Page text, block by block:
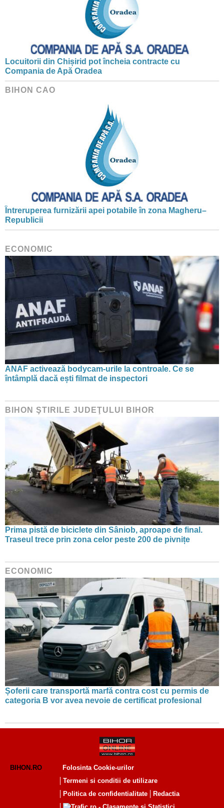
Locuitorii din Chișirid pot încheia contracte cu
Compania de Apă Oradea
BIHON CAO
Întreruperea furnizării apei potabile în zona Magheru–
Republicii
ECONOMIC
ANAF activează bodycam-urile la controale. Ce se
întâmplă dacă ești filmat de inspectori
BIHON ŞTIRILE JUDEŢULUI BIHOR
Prima pistă de biciclete din Sâniob, aproape de final.
Traseul trece prin zona celor peste 200 de pivnițe
ECONOMIC
Șoferii care transportă marfă contra cost cu permis de
categoria B vor avea nevoie de certificat profesional
BIHON.RO
Folosinta Cookie-urilor
Termeni si conditii de utilizare
Politica de confidentialitate
Redactia